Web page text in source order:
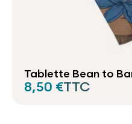
Tablette Bean to
8,50 €TTC